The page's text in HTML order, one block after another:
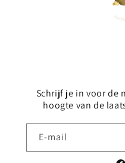
Schrijf je in voor de
hoogte van de
E‑mail